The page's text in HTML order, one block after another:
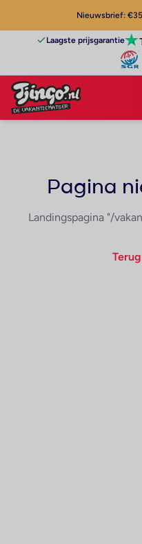
Nieuwsbrief:
Laagste prijsgarantie
Pagina
Landingspagina "/